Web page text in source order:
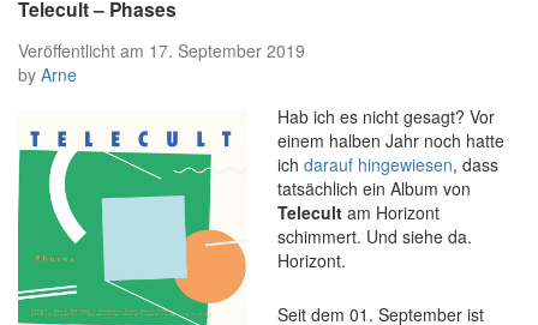
Telecult – Phases
Veröffentlicht am 17. September 2019
by Arne
Hab ich es nicht gesagt? Vor
einem halben Jahr noch hatte
ich darauf hingewiesen, dass
tatsächlich ein Album von
Telecultam Horizont
schimmert. Und siehe da.
Horizont.
Seit dem 01. September ist